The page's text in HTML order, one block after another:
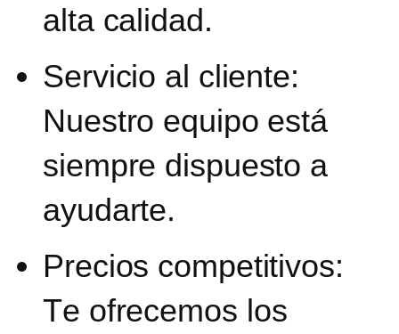
alta calidad.
Servicio al cliente:
Nuestro equipo está
siempre dispuesto a
ayudarte.
Precios competitivos:
Te ofrecemos los